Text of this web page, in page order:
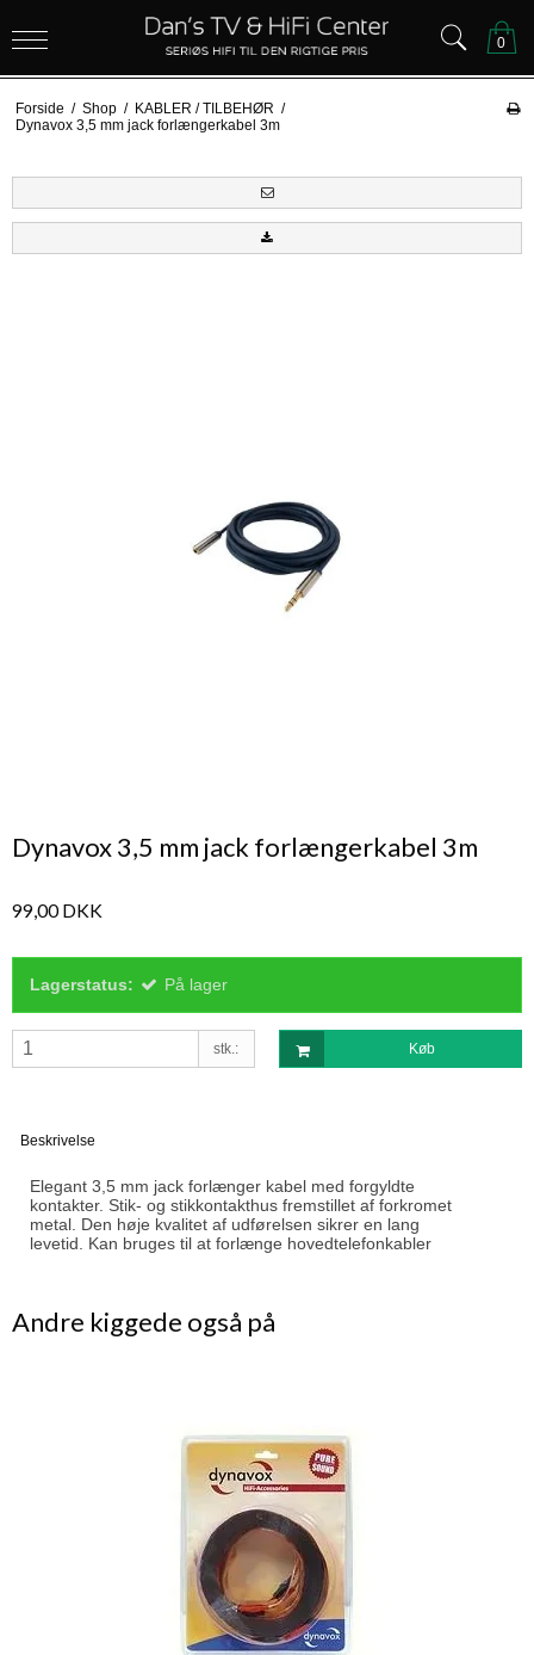
0
Forside / Shop / KABLER / TILBEHØR /
Dynavox 3,5 mm jack forlængerkabel 3m
Dynavox 3,5 mm jack forlængerkabel 3m
99,00 DKK
Lagerstatus: På lager
stk.: Køb
Beskrivelse
Elegant 3,5 mm jack forlænger kabel med forgyldte
kontakter. Stik- og stikkontakthus fremstillet af forkromet
metal. Den høje kvalitet af udførelsen sikrer en lang
levetid. Kan bruges til at forlænge hovedtelefonkabler
Andre kiggede også på